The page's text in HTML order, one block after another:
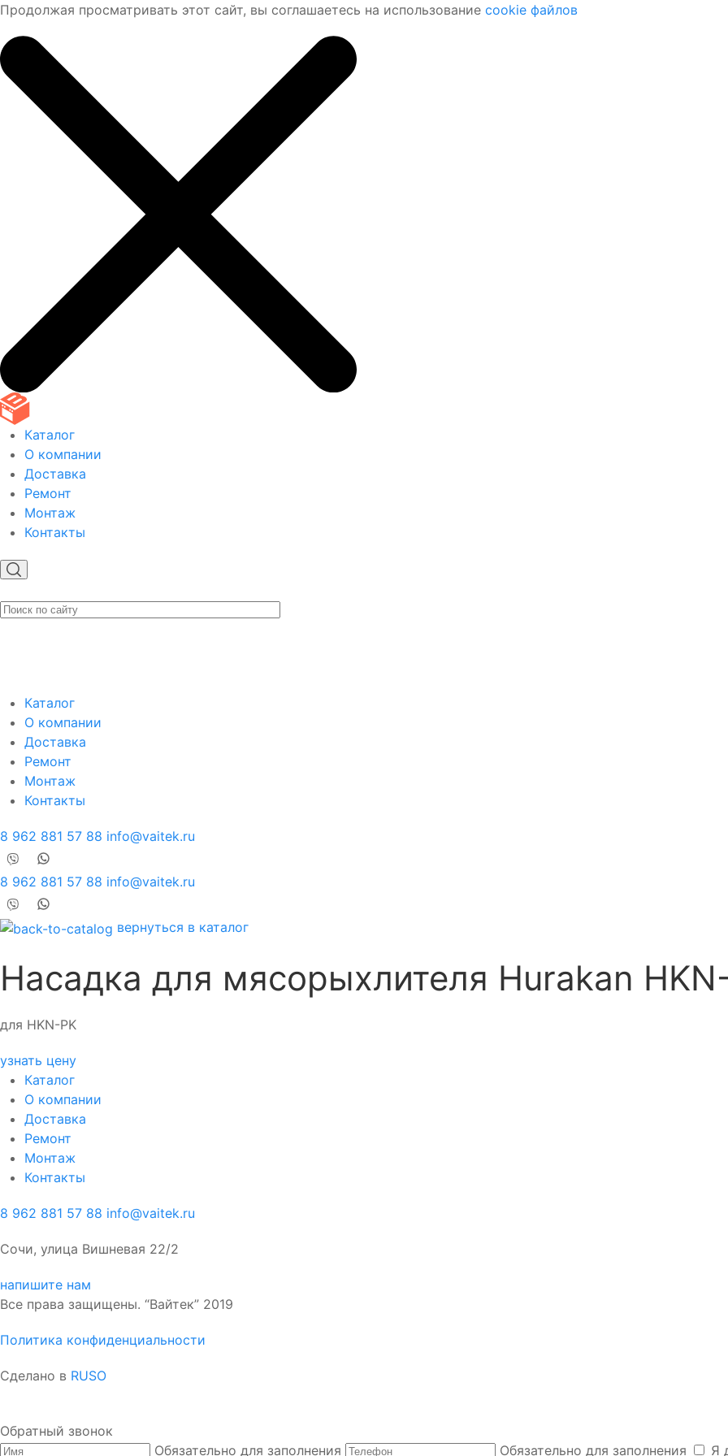
Продолжая просматривать этот сайт, вы соглашаетесь на использование cookie файлов
Каталог
О компании
Доставка
Ремонт
Монтаж
Контакты
Каталог
О компании
Доставка
Ремонт
Монтаж
Контакты
8 962 881 57 88 info@vaitek.ru
8 962 881 57 88 info@vaitek.ru
вернуться в каталог
Насадка для мясорыхлителя Hurakan
для HKN-PK
узнать цену
Каталог
О компании
Доставка
Ремонт
Монтаж
Контакты
8 962 881 57 88 info@vaitek.ru
Сочи, улица Вишневая 22/2
напишите нам
Все права защищены. “Вайтек” 2019
Политика конфиденциальности
Сделано в RUSO
Обратный звонок
Обязательно для заполнения
Обязательно для заполнения Я